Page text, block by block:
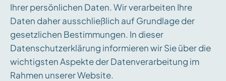
Ihrer persönlichen Daten. Wir verarbeiten Ihre
Daten daher ausschließlich auf Grundlage der
gesetzlichen Bestimmungen. In dieser
Datenschutzerklärung informieren wir Sie über die
wichtigsten Aspekte der Datenverarbeitung im
Rahmen unserer Website.